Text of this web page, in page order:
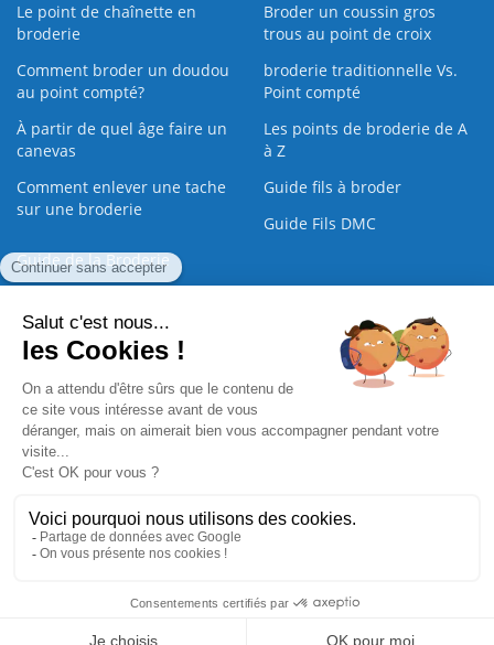
Le point de chaînette en
broderie
Broder un coussin gros
trous au point de croix
Comment broder un doudou
au point compté?
broderie traditionnelle Vs.
Point compté
À partir de quel âge faire un
canevas
Les points de broderie de A
à Z
Comment enlever une tache
sur une broderie
Guide fils à broder
Guide Fils DMC
Guide de la Broderie
Commande Papier Qui sommes nous Nous contacter |
Paiement sécurisé
2008 - 2026 © CreaMagic. ALL Rights Reserved.